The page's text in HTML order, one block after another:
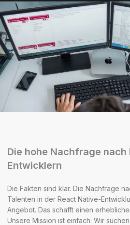
Die hohe Nachfrage nach
Entwicklern
Die Fakten sind klar. Die Nachfrage
Talenten in der React Native-
Angebot. Das schafft einen
Unsere Mission ist einfach: Wir